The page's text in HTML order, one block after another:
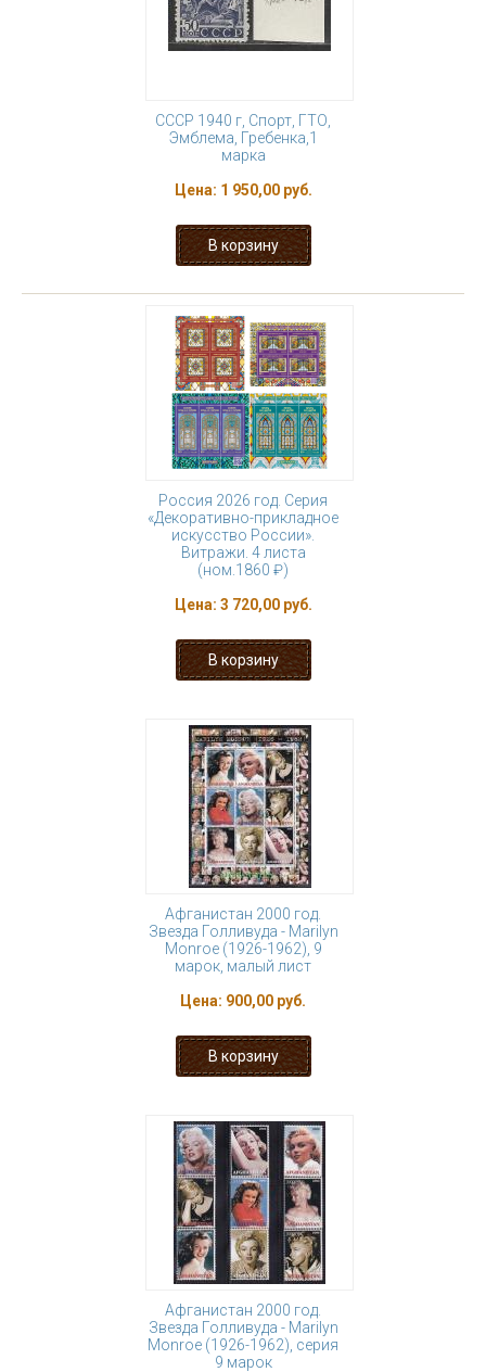
СССР 1940 г, Спорт, ГТО,
Эмблема, Гребенка,1
марка
Цена: 1 950,00 руб.
Россия 2026 год. Серия
«Декоративно-прикладное
искусство России».
Витражи. 4 листа
(ном.1860 ₽)
Цена: 3 720,00 руб.
Афганистан 2000 год.
Звезда Голливуда - Marilyn
Monroe (1926-1962), 9
марок, малый лист
Цена: 900,00 руб.
Афганистан 2000 год.
Звезда Голливуда - Marilyn
Monroe (1926-1962), серия
9 марок